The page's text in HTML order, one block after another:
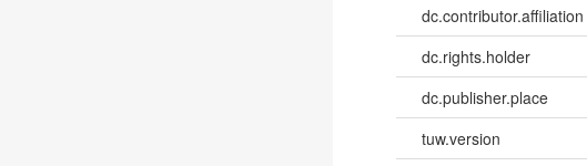
dc.contributor.affiliation
dc.rights.holder
dc.publisher.place
tuw.version